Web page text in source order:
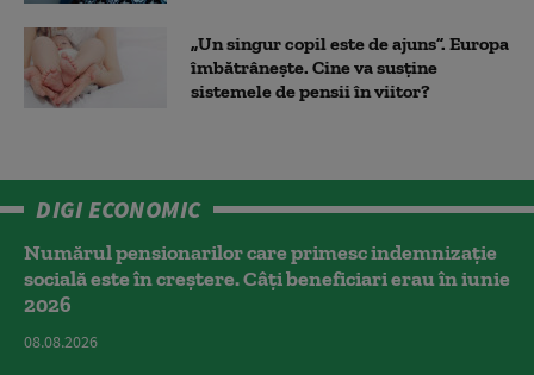
„Un singur copil este de ajuns”. Europa
îmbătrânește. Cine va susține
sistemele de pensii în viitor?
DIGI ECONOMIC
Numărul pensionarilor care primesc indemnizaţie
socială este în creștere. Câți beneficiari erau în iunie
2026
08.08.2026